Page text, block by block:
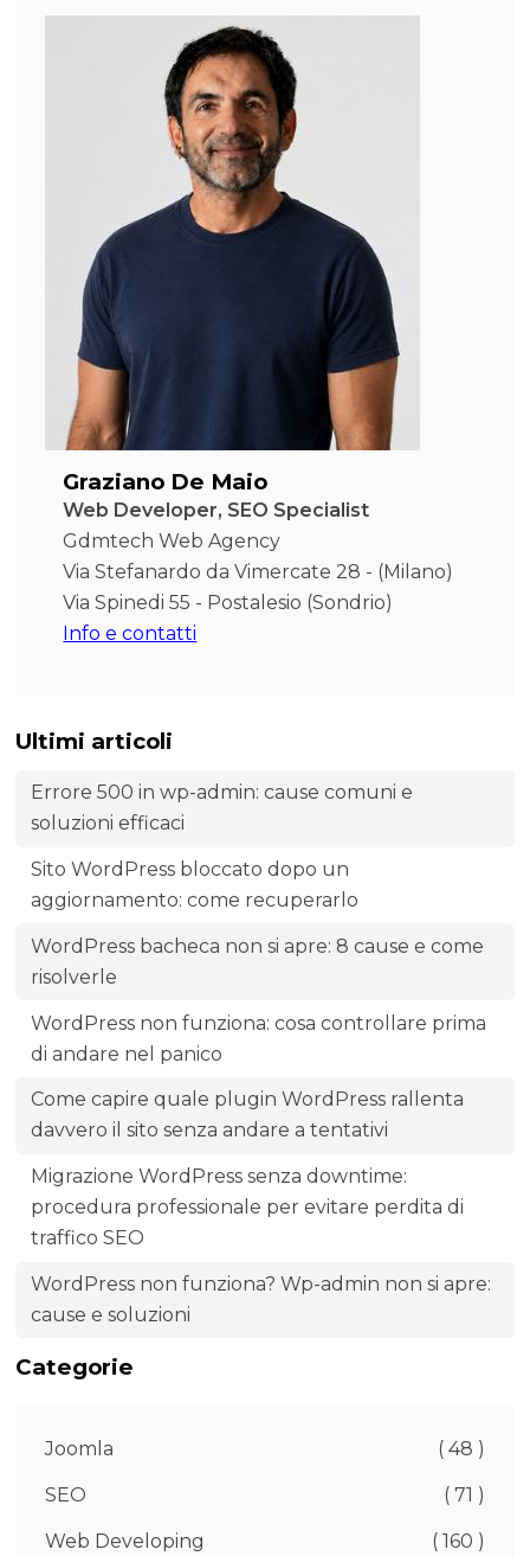
Graziano De Maio
Web Developer, SEO Specialist
Gdmtech Web Agency
Via Stefanardo da Vimercate 28 - (Milano)
Via Spinedi 55 - Postalesio (Sondrio)
Info e contatti
Ultimi articoli
Errore 500 in wp-admin: cause comuni e
soluzioni efficaci
Sito WordPress bloccato dopo un
aggiornamento: come recuperarlo
WordPress bacheca non si apre: 8 cause e come
risolverle
WordPress non funziona: cosa controllare prima
di andare nel panico
Come capire quale plugin WordPress rallenta
davvero il sito senza andare a tentativi
Migrazione WordPress senza downtime:
procedura professionale per evitare perdita di
traffico SEO
WordPress non funziona? Wp-admin non si apre:
cause e soluzioni
Categorie
Joomla ( 48 )
SEO ( 71 )
Web Developing ( 160 )